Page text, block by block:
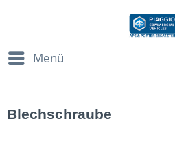
Menü
Blechschraube